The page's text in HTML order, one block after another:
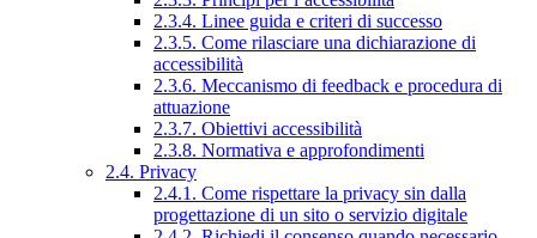
2.3.4. Linee guida e criteri di successo
2.3.5. Come rilasciare una dichiarazione di
accessibilità
2.3.6. Meccanismo di feedback e procedura di
attuazione
2.3.7. Obiettivi accessibilità
2.3.8. Normativa e approfondimenti
2.4. Privacy
2.4.1. Come rispettare la privacy sin dalla
progettazione di un sito o servizio digitale